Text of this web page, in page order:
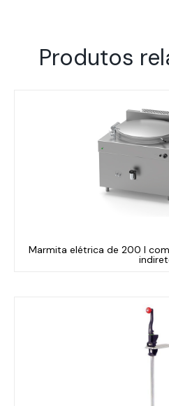
Produtos
Marmita elétrica de 200 l